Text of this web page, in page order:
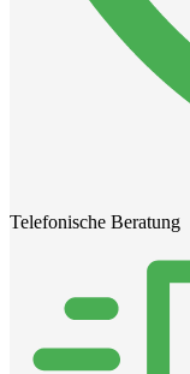
Telefonische Beratung